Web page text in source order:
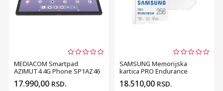
MEDIACOM Smartpad
AZIMUT4 4G Phone SP1AZ46
10.5 inch T606 Octa Core...
17.990,00 RSD.
SAMSUNG Memorijska
kartica PRO Endurance
MicroSDHC 256GB U3 MB-
MJ2...
18.510,00 RSD.